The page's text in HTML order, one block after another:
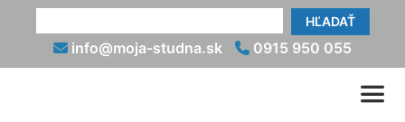
HĽADAŤ
info@moja-studna.sk 0915 950 055